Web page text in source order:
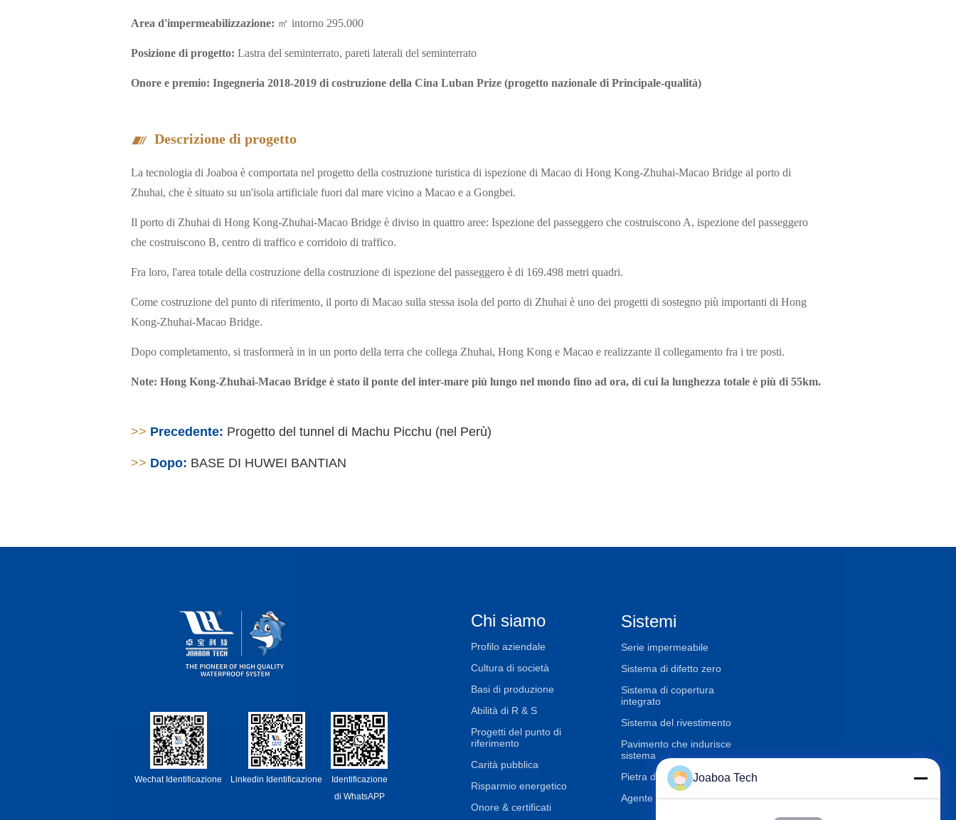
Area d'impermeabilizzazione: ㎡ intorno 295.000
Posizione di progetto: Lastra del seminterrato, pareti laterali del seminterrato
Onore e premio: Ingegneria 2018-2019 di costruzione della Cina Luban Prize (progetto nazionale di Principale-qualità)
Descrizione di progetto
La tecnologia di Joaboa è comportata nel progetto della costruzione turistica di ispezione di Macao di Hong Kong-Zhuhai-Macao Bridge al porto di
Zhuhai, che è situato su un'isola artificiale fuori dal mare vicino a Macao e a Gongbei.
Il porto di Zhuhai di Hong Kong-Zhuhai-Macao Bridge è diviso in quattro aree: Ispezione del passeggero che costruiscono A, ispezione del passeggero
che costruiscono B, centro di traffico e corridoio di traffico.
Fra loro, l'area totale della costruzione della costruzione di ispezione del passeggero è di 169.498 metri quadri.
Come costruzione del punto di riferimento, il porto di Macao sulla stessa isola del porto di Zhuhai è uno dei progetti di sostegno più importanti di Hong
Kong-Zhuhai-Macao Bridge.
Dopo completamento, si trasformerà in in un porto della terra che collega Zhuhai, Hong Kong e Macao e realizzante il collegamento fra i tre posti.
Note: Hong Kong-Zhuhai-Macao Bridge è stato il ponte del inter-mare più lungo nel mondo fino ad ora, di cui la lunghezza totale è più di 55km.
>> Precedente: Progetto del tunnel di Machu Picchu (nel Perù)
>> Dopo: BASE DI HUWEI BANTIAN
Wechat Identificazione Linkedin Identificazione
Identificazione
di WhatsAPP
Chi siamo
Profilo aziendale
Cultura di società
Basi di produzione
Abilità di R & S
Progetti del punto di
riferimento
Carità pubblica
Risparmio energetico
Onore & certificati
Sistemi
Serie impermeabile
Sistema di difetto zero
Sistema di copertura
integrato
Sistema del rivestimento
Pavimento che indurisce
sistema
Pietra di quarzo artificiale
Agente System
Joaboa Tech